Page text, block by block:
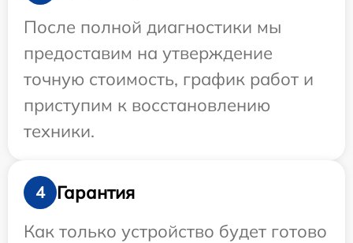
После полной диагностики мы
предоставим на утверждение
точную стоимость, график работ и
приступим к восстановлению
техники.
4
Гарантия
Как только устройство будет готово